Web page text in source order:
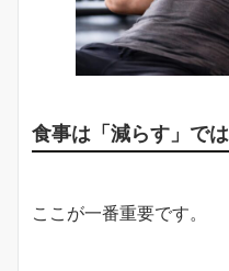
食事は「減らす」で
ここが一番重要です。